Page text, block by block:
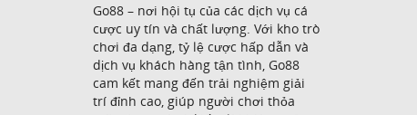
Go88 – nơi hội tụ của các dịch vụ cá
cược uy tín và chất lượng. Với kho trò
chơi đa dạng, tỷ lệ cược hấp dẫn và
dịch vụ khách hàng tận tình, Go88
cam kết mang đến trải nghiệm giải
trí đỉnh cao, giúp người chơi thỏa